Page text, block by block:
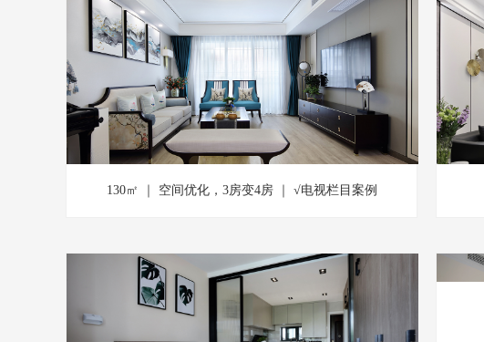
130㎡ ｜ 空间优化，3房变4房 ｜ √电视栏目案例